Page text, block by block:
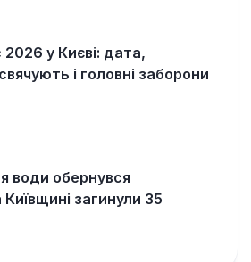
у Києві: дата,
і головні заборони
води обернувся
загинули 35